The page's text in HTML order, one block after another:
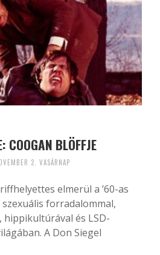
COOGAN BLÖFFJE
2. VASÁRNAP
elmerül a ’60-as
forradalommal,
hippikultúrával és LSD-
A Don Siegel